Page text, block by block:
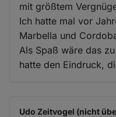
mit größtem
Ich hatte mal vor
Marbella und
Als Spaß wäre das
hatte den Eindruck,
Udo Zeitvogel (nicht